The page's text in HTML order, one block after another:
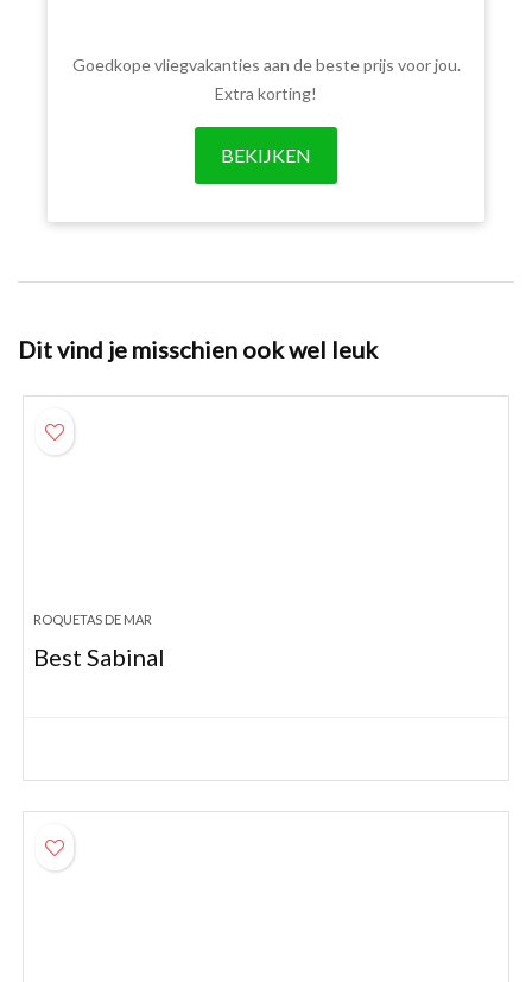
Goedkope vliegvakanties aan de beste prijs voor jou.
Extra korting!
BEKIJKEN
Dit vind je misschien ook wel leuk
ROQUETAS DE MAR
Best Sabinal